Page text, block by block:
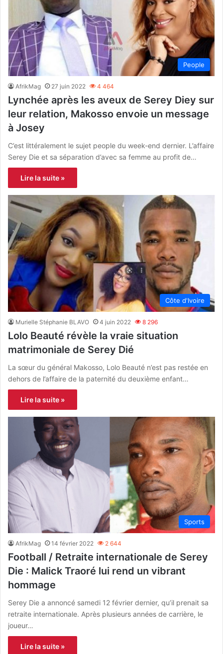
People
AfrikMag 27 juin 2022 4 464
Lynchée après les aveux de Serey Diey sur
leur relation, Makosso envoie un message
à Josey
C’est littéralement le sujet people du week-end dernier. L’affaire
Serey Die et sa séparation d’avec sa femme au profit de…
Lire la suite »
Côte d'Ivoire
Murielle Stéphanie BLAVO 4 juin 2022 8 296
Lolo Beauté révèle la vraie situation
matrimoniale de Serey Dié
La sœur du général Makosso, Lolo Beauté n’est pas restée en
dehors de l’affaire de la paternité du deuxième enfant…
Lire la suite »
Sports
AfrikMag 14 février 2022 2 644
Football / Retraite internationale de Serey
Die : Malick Traoré lui rend un vibrant
hommage
Serey Die a annoncé samedi 12 février dernier, qu’il prenait sa
retraite internationale. Après plusieurs années de carrière, le
joueur…
Lire la suite »